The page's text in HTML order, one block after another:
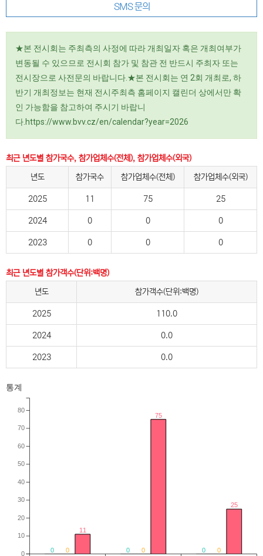
SMS 문의
★본 전시회는 주최측의 사정에 따라 개최일자 혹은 개최여부가
변동될 수 있으므로 전시회 참가 및 참관 전 반드시 주최자 또는
전시장으로 사전문의 바랍니다.★본 전시회는 연 2회 개최로, 하
반기 개최정보는 현재 전시주최측 홈페이지 캘린더 상에서만 확
인 가능함을 참고하여 주시기 바랍니
다.https://www.bvv.cz/en/calendar?year=2026
최근 년도별 참가국수, 참가업체수(전체), 참가업체수(외국)
년도
참가국수 참가업체수(전체) 참가업체수(외국)
2025 11 75 25
2024 0 0 0
2023 0 0 0
최근 년도별 참가객수(단위:백명)
년도
참가객수(단위:백명)
2025 110.0
2024 0.0
2023 0.0
통계
0 0 0
0 0 0
11
75
25
0
10
20
30
40
50
60
70
80